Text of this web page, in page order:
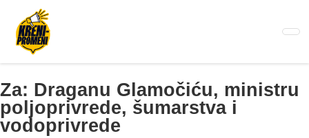
glavni
sadržaj
Za: Draganu Glamočiću, ministru
poljoprivrede, šumarstva i
vodoprivrede